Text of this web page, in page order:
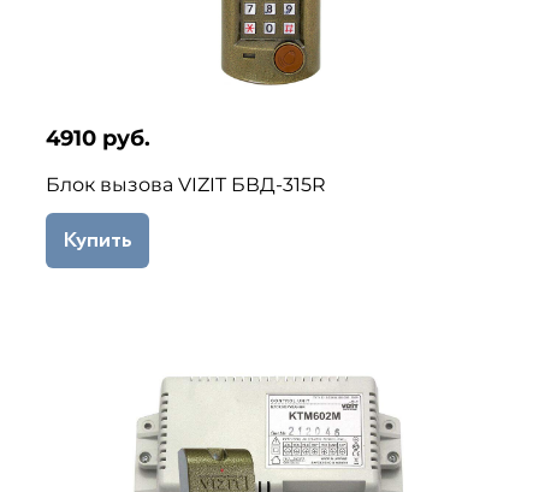
4910 руб.
Блок вызова VIZIT БВД-315R
Купить